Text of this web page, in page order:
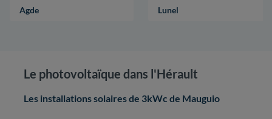
Agde Lunel
Le photovoltaïque dans l'Hérault
Les installations solaires de 3kWc de Mauguio